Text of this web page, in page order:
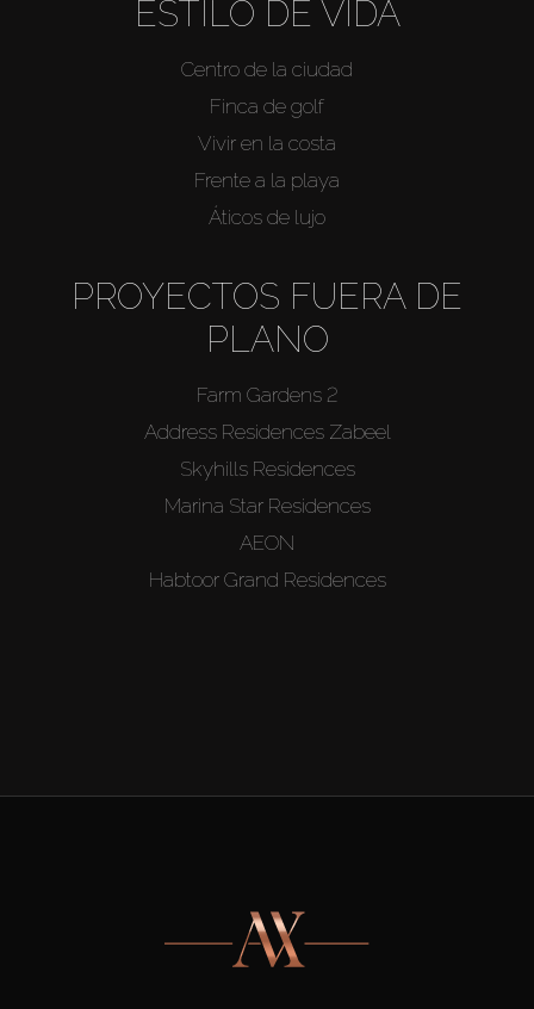
ESTILO DE VIDA
Centro de la ciudad
Finca de golf
Vivir en la costa
Frente a la playa
Áticos de lujo
PROYECTOS FUERA DE
PLANO
Farm Gardens 2
Address Residences Zabeel
Skyhills Residences
Marina Star Residences
AEON
Habtoor Grand Residences